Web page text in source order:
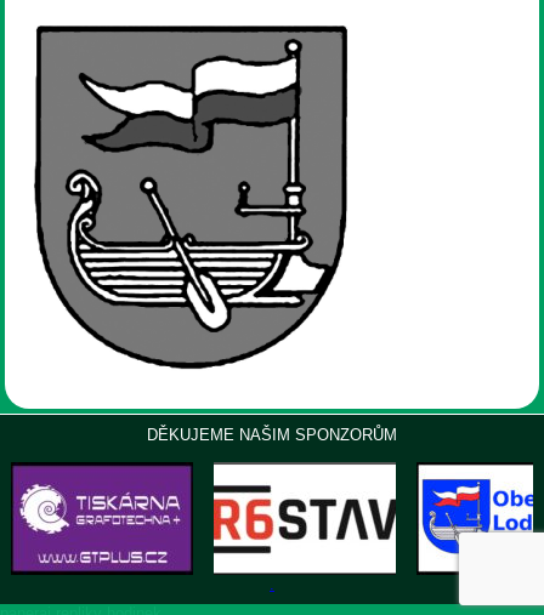
DĚKUJEME NAŠIM SPONZORŮM
.